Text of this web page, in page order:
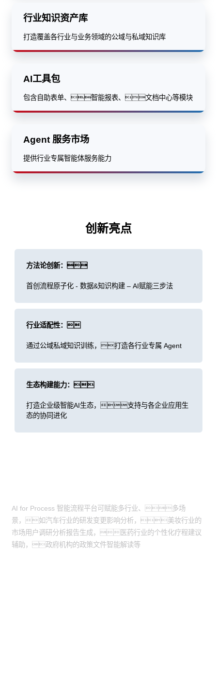
行业知识资产库
打造覆盖各行业与业务领域的公域与私域知识库
AI工具包
包含自助表单、智能报表、文档中心等模块
Agent 服务市场
提供行业专属智能体服务能力
创新亮点
方法论创新：
首创流程原子化 - 数据&知识构建 – AI赋能三步法
行业适配性：
通过公域私域知识训练，打造各行业专属 Agent
生态构建能力：
打造企业级智能AI生态，支持与各企业应用生
态的协同进化
AI for Process 智能流程平台可赋能多行业、多场
景，如汽车行业的研发变更影响分析，美妆行业的
市场用户调研分析报告生成，医药行业的个性化疗程建议
辅助，政府机构的政策文件智能解读等